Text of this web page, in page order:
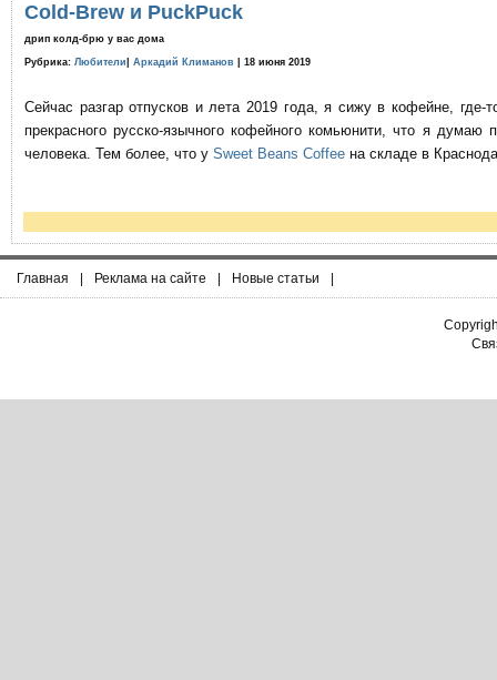
Cold-Brew и PuckPuck
дрип колд-брю у вас дома
Рубрика: Любители Аркадий Климанов | 18 июня 2019
Сейчас разгар отпусков и лета 2019 года, я сижу в кофейне,
прекрасного русско-язычного кофейного комьюнити, что я
человека. Тем более, что у Sweet Beans Coffee на складе в
Главная | Реклама на сайте | Новые статьи |